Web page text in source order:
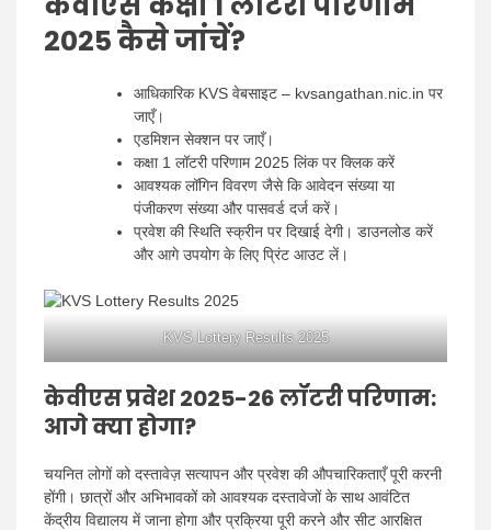
2025 कैसे जांचें?
आधिकारिक KVS वेबसाइट – kvsangathan.nic.in पर
जाएँ।
एडमिशन सेक्शन पर जाएँ।
कक्षा 1 लॉटरी परिणाम 2025 लिंक पर क्लिक करें
आवश्यक लॉगिन विवरण जैसे कि आवेदन संख्या या
पंजीकरण संख्या और पासवर्ड दर्ज करें।
प्रवेश की स्थिति स्क्रीन पर दिखाई देगी। डाउनलोड करें
और आगे उपयोग के लिए प्रिंट आउट लें।
KVS Lottery Results 2025
केवीएस प्रवेश 2025-26 लॉटरी परिणाम:
आगे क्या होगा?
चयनित लोगों को दस्तावेज़ सत्यापन और प्रवेश की औपचारिकताएँ पूरी करनी
होंगी। छात्रों और अभिभावकों को आवश्यक दस्तावेजों के साथ आवंटित
केंद्रीय विद्यालय में जाना होगा और प्रक्रिया पूरी करने और सीट आरक्षित